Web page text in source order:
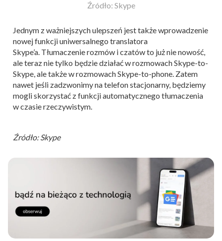
Źródło: Skype
Jednym z ważniejszych ulepszeń jest także wprowadzenie
nowej funkcji uniwersalnego translatora
Skype’a. Tłumaczenie rozmów i czatów to już nie nowość,
ale teraz nie tylko będzie działać w rozmowach Skype-to-
Skype, ale także w rozmowach Skype-to-phone. Zatem
nawet jeśli zadzwonimy na telefon stacjonarny, będziemy
mogli skorzystać z funkcji automatycznego tłumaczenia
w czasie rzeczywistym.
Źródło: Skype